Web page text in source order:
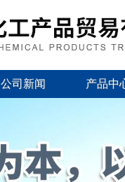
公司新闻 产品中